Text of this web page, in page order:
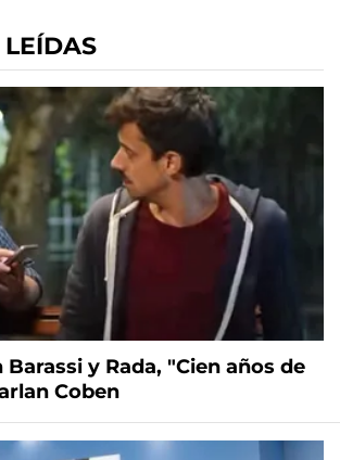
y Rada, "Cien años de
Coben